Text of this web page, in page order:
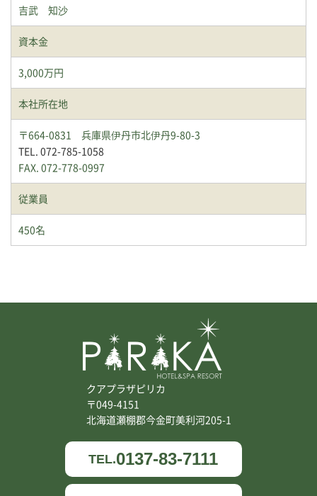
吉武 知沙
資本金
3,000万円
本社所在地
〒664-0831 兵庫県伊丹市北伊丹9-80-3
TEL. 072-785-1058
FAX. 072-778-0997
従業員
450名
クアプラザピリカ
〒049-4151
北海道瀬棚郡今金町美利河205-1
TEL.0137-83-7111